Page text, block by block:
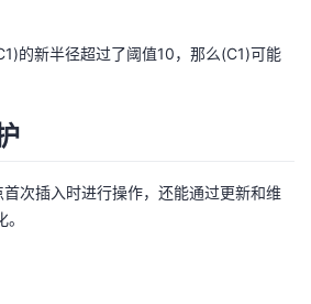
的新半径超过了阈值10，那么(C1)可能
次插入时进行操作，还能通过更新和维